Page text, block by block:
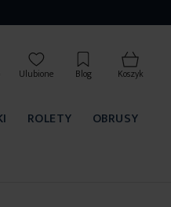
Ulubione Blog Koszyk
ROLETY
OBRUSY